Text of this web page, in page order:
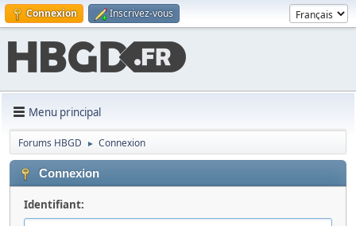
Connexion Inscrivez-vous
Menu principal
Forums HBGD ► Connexion
Connexion
Identifiant: